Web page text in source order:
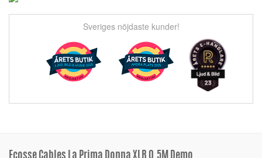
Sveriges nöjdaste kunder!